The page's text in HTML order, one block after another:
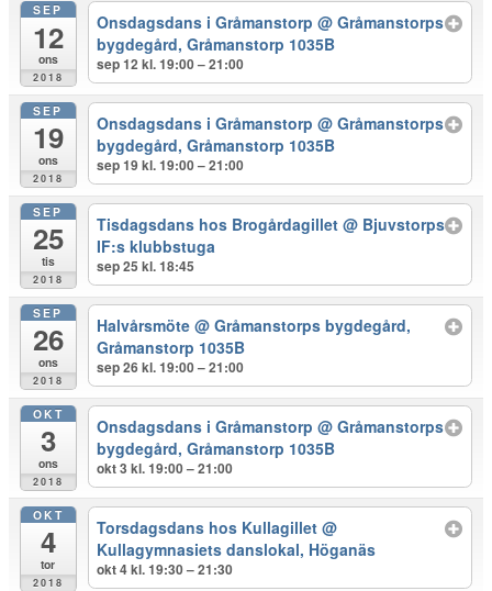
SEP
12
ons
2018
Onsdagsdans i Gråmanstorp@ Gråmanstorps
bygdegård, Gråmanstorp 1035B
sep 12 kl. 19:00 – 21:00
SEP
19
ons
2018
Onsdagsdans i Gråmanstorp@ Gråmanstorps
bygdegård, Gråmanstorp 1035B
sep 19 kl. 19:00 – 21:00
SEP
25
tis
2018
Tisdagsdans hos Brogårdagillet@ Bjuvstorps
IF:s klubbstuga
sep 25 kl. 18:45
SEP
26
ons
2018
Halvårsmöte@ Gråmanstorps bygdegård,
Gråmanstorp 1035B
sep 26 kl. 19:00 – 21:00
OKT
3
ons
2018
Onsdagsdans i Gråmanstorp@ Gråmanstorps
bygdegård, Gråmanstorp 1035B
okt 3 kl. 19:00 – 21:00
OKT
4
tor
2018
Torsdagsdans hos Kullagillet@
Kullagymnasiets danslokal, Höganäs
okt 4 kl. 19:30 – 21:30